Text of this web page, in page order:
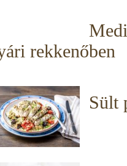
rekkenőben
Sült